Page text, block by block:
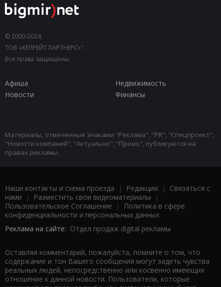
© 2000-2024,
ТОВ «КЕПРЕЙТ ПАРТНЕРС»".
Все права защищены.
Афиша
Недвижимость
Новости
Финансы
Материалы, отмеченные знаками "Реклама", "PR", "Спецпроект",
"Новости компаний", "Актуально", "Промо", публикуются на
правах рекламы.
Наши контакты и схема проезда | Редакция | Связаться с
нами | Разместить свои видеоматериалы |
Пользовательское Соглашение |
Политика в сфере
конфиденциальности и персональных данных
Реклама на сайте: Отдел продаж digital рекламы
Оставляя комментарий, пожалуйста, помните о том, что
содержание и тон Вашего сообщения могут задеть чувства
реальных людей, непосредственно или косвенно имеющих
отношение к данной новости. Пользователи, которые